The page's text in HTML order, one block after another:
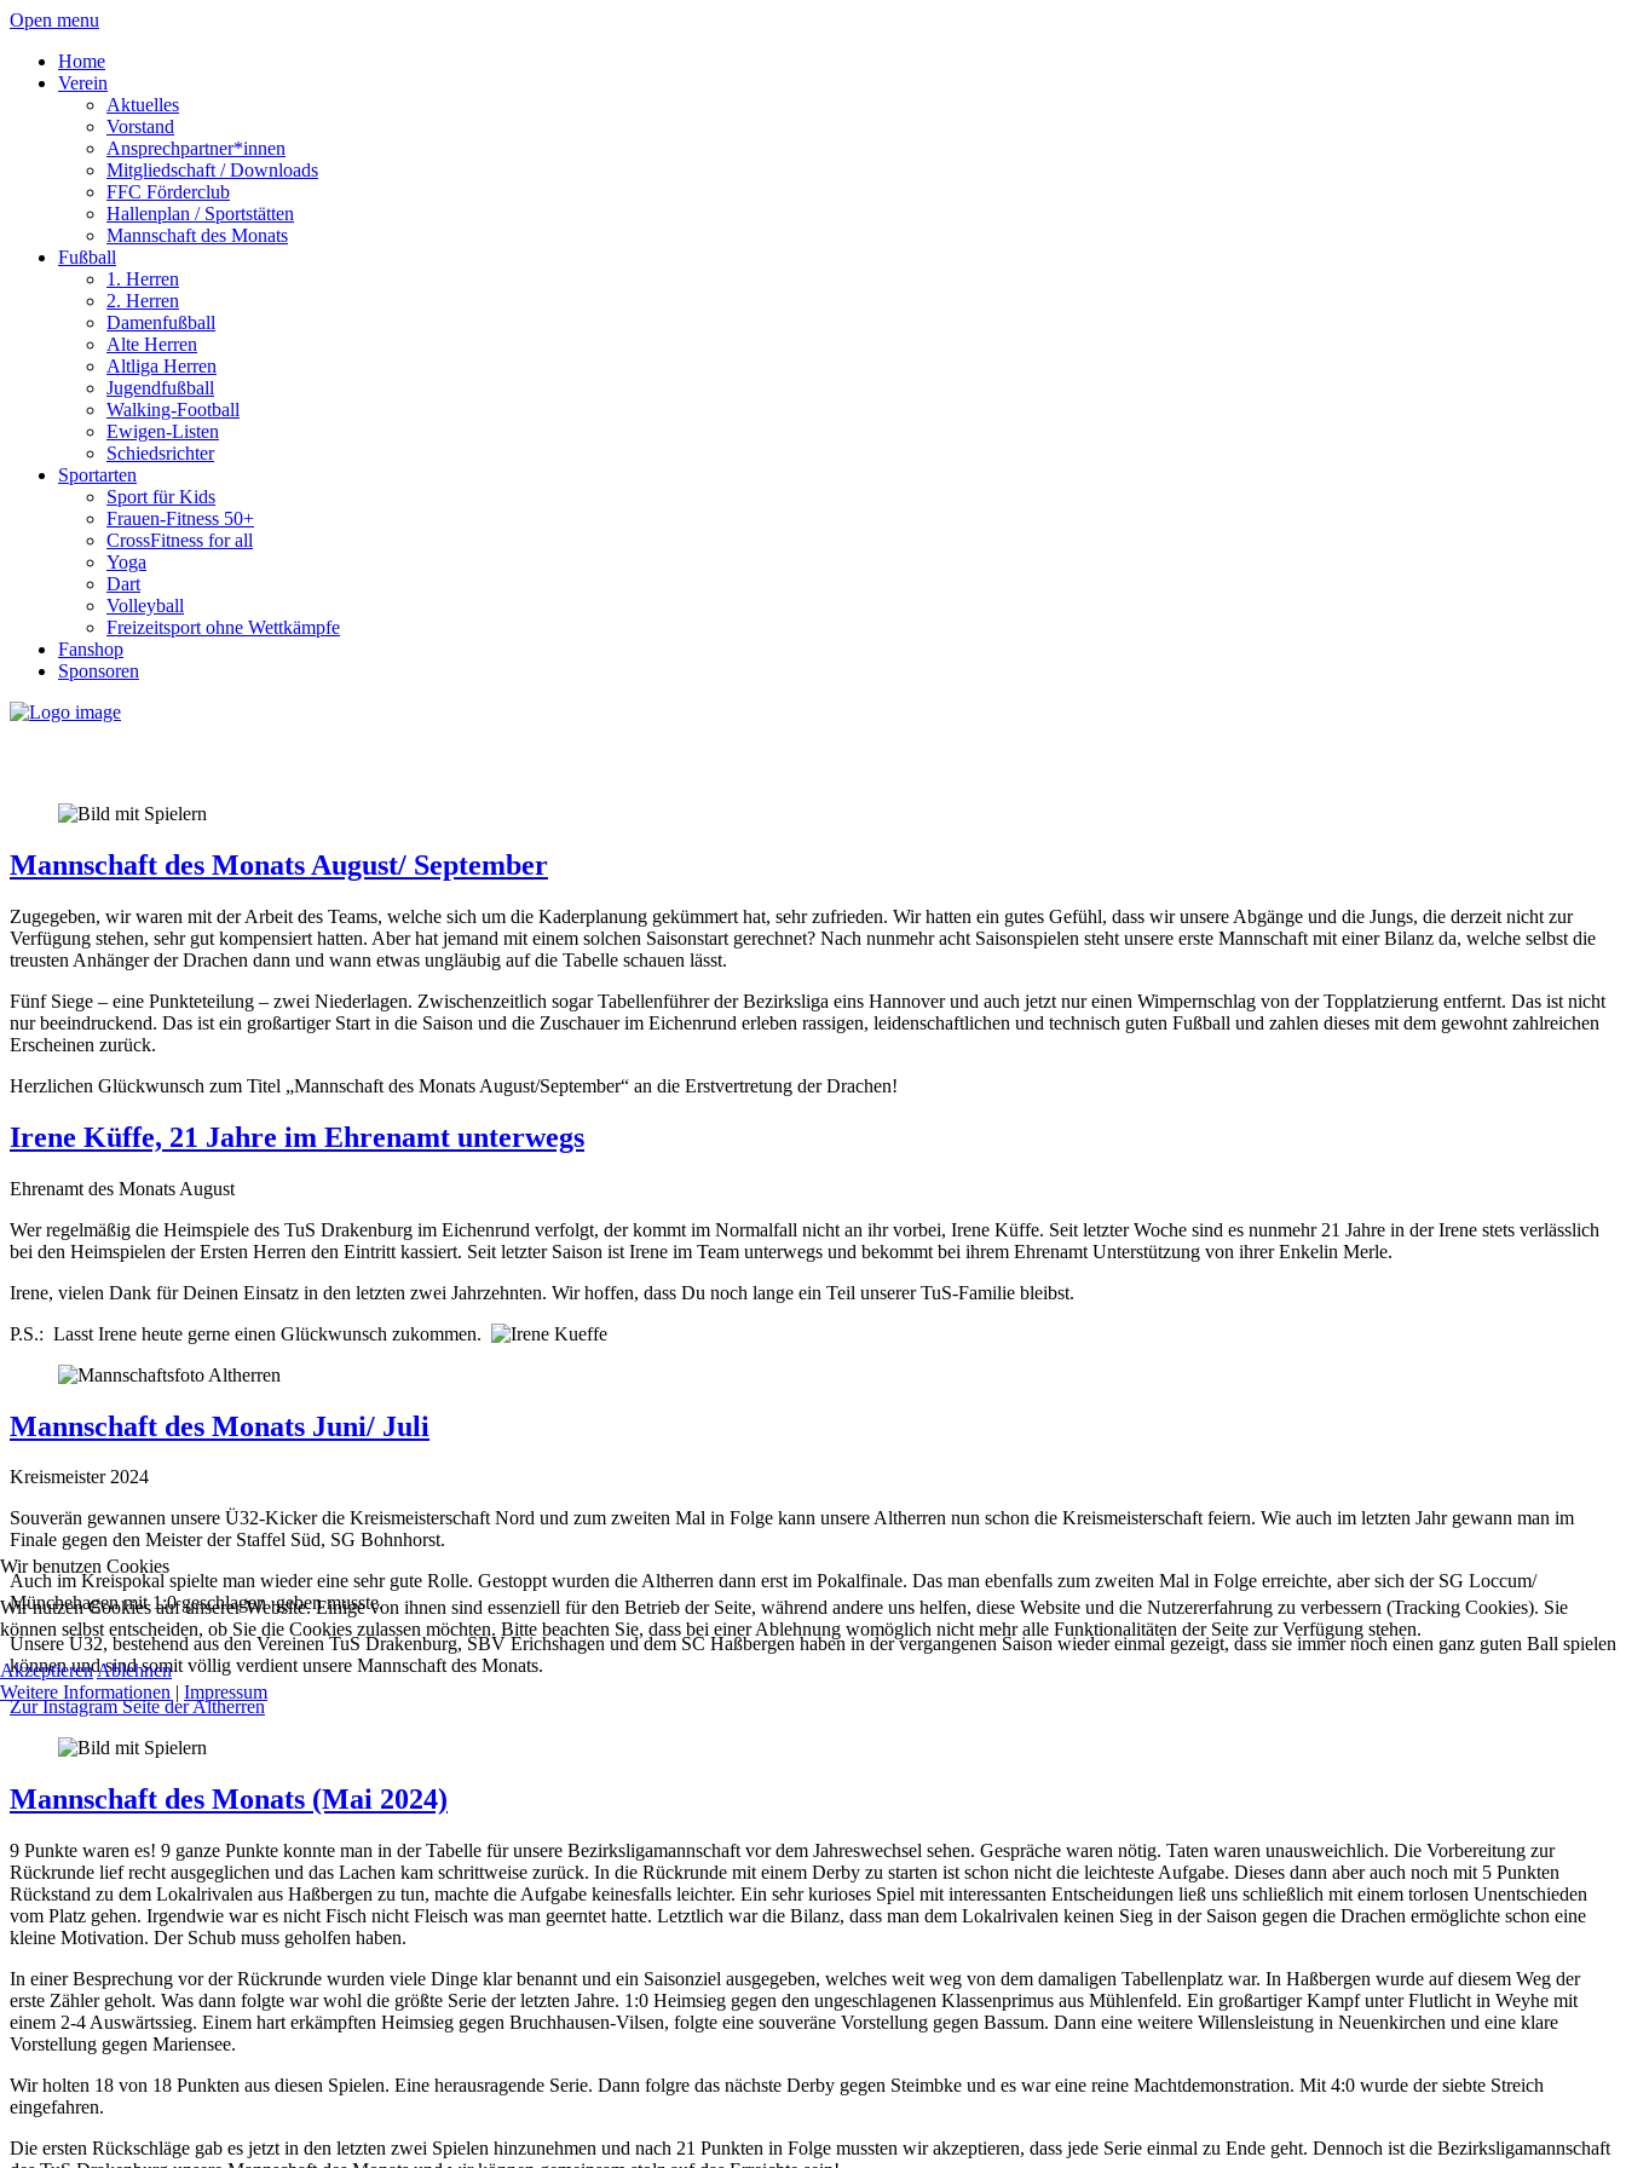
Open menu
Home
Verein
Aktuelles
Vorstand
Ansprechpartner*innen
Mitgliedschaft / Downloads
FFC Förderclub
Hallenplan / Sportstätten
Mannschaft des Monats
Fußball
1. Herren
2. Herren
Damenfußball
Alte Herren
Altliga Herren
Jugendfußball
Walking-Football
Ewigen-Listen
Schiedsrichter
Sportarten
Sport für Kids
Frauen-Fitness 50+
CrossFitness for all
Yoga
Dart
Volleyball
Freizeitsport ohne Wettkämpfe
Fanshop
Sponsoren
Mannschaft des Monats August/ September
Zugegeben, wir waren mit der Arbeit des Teams, welche sich um die Kaderplanung gekümmert hat, sehr zufrieden. Wir hatten ein gutes Gefühl, dass wir unsere Abgänge und die Jungs, die derzeit nicht zur
Verfügung stehen, sehr gut kompensiert hatten. Aber hat jemand mit einem solchen Saisonstart gerechnet? Nach nunmehr acht Saisonspielen steht unsere erste Mannschaft mit einer Bilanz da, welche selbst die
treusten Anhänger der Drachen dann und wann etwas ungläubig auf die Tabelle schauen lässt.
Fünf Siege – eine Punkteteilung – zwei Niederlagen. Zwischenzeitlich sogar Tabellenführer der Bezirksliga eins Hannover und auch jetzt nur einen Wimpernschlag von der Topplatzierung entfernt. Das ist nicht
nur beeindruckend. Das ist ein großartiger Start in die Saison und die Zuschauer im Eichenrund erleben rassigen, leidenschaftlichen und technisch guten Fußball und zahlen dieses mit dem gewohnt zahlreichen
Erscheinen zurück.
Herzlichen Glückwunsch zum Titel „Mannschaft des Monats August/September“ an die Erstvertretung der Drachen!
Irene Küffe, 21 Jahre im Ehrenamt unterwegs
Ehrenamt des Monats August
Wer regelmäßig die Heimspiele des TuS Drakenburg im Eichenrund verfolgt, der kommt im Normalfall nicht an ihr vorbei, Irene Küffe. Seit letzter Woche sind es nunmehr 21 Jahre in der Irene stets verlässlich
bei den Heimspielen der Ersten Herren den Eintritt kassiert. Seit letzter Saison ist Irene im Team unterwegs und bekommt bei ihrem Ehrenamt Unterstützung von ihrer Enkelin Merle.
Irene, vielen Dank für Deinen Einsatz in den letzten zwei Jahrzehnten. Wir hoffen, dass Du noch lange ein Teil unserer TuS-Familie bleibst.
P.S.: Lasst Irene heute gerne einen Glückwunsch zukommen.
Mannschaft des Monats Juni/ Juli
Kreismeister 2024
Souverän gewannen unsere Ü32-Kicker die Kreismeisterschaft Nord und zum zweiten Mal in Folge kann unsere Altherren nun schon die Kreismeisterschaft feiern. Wie auch im letzten Jahr gewann man im
Finale gegen den Meister der Staffel Süd, SG Bohnhorst.
Auch im Kreispokal spielte man wieder eine sehr gute Rolle. Gestoppt wurden die Altherren dann erst im Pokalfinale. Das man ebenfalls zum zweiten Mal in Folge erreichte, aber sich der SG Loccum/
Münchehagen mit 1:0 geschlagen geben musste.
Unsere Ü32, bestehend aus den Vereinen TuS Drakenburg, SBV Erichshagen und dem SC Haßbergen haben in der vergangenen Saison wieder einmal gezeigt, dass sie immer noch einen ganz guten Ball spielen
können und sind somit völlig verdient unsere Mannschaft des Monats.
Zur Instagram Seite der Altherren
Mannschaft des Monats (Mai 2024)
9 Punkte waren es! 9 ganze Punkte konnte man in der Tabelle für unsere Bezirksligamannschaft vor dem Jahreswechsel sehen. Gespräche waren nötig. Taten waren unausweichlich. Die Vorbereitung zur
Rückrunde lief recht ausgeglichen und das Lachen kam schrittweise zurück. In die Rückrunde mit einem Derby zu starten ist schon nicht die leichteste Aufgabe. Dieses dann aber auch noch mit 5 Punkten
Rückstand zu dem Lokalrivalen aus Haßbergen zu tun, machte die Aufgabe keinesfalls leichter. Ein sehr kurioses Spiel mit interessanten Entscheidungen ließ uns schließlich mit einem torlosen Unentschieden
vom Platz gehen. Irgendwie war es nicht Fisch nicht Fleisch was man geerntet hatte. Letztlich war die Bilanz, dass man dem Lokalrivalen keinen Sieg in der Saison gegen die Drachen ermöglichte schon eine
kleine Motivation. Der Schub muss geholfen haben.
In einer Besprechung vor der Rückrunde wurden viele Dinge klar benannt und ein Saisonziel ausgegeben, welches weit weg von dem damaligen Tabellenplatz war. In Haßbergen wurde auf diesem Weg der
erste Zähler geholt. Was dann folgte war wohl die größte Serie der letzten Jahre. 1:0 Heimsieg gegen den ungeschlagenen Klassenprimus aus Mühlenfeld. Ein großartiger Kampf unter Flutlicht in Weyhe mit
einem 2-4 Auswärtssieg. Einem hart erkämpften Heimsieg gegen Bruchhausen-Vilsen, folgte eine souveräne Vorstellung gegen Bassum. Dann eine weitere Willensleistung in Neuenkirchen und eine klare
Vorstellung gegen Mariensee.
Wir holten 18 von 18 Punkten aus diesen Spielen. Eine herausragende Serie. Dann folgre das nächste Derby gegen Steimbke und es war eine reine Machtdemonstration. Mit 4:0 wurde der siebte Streich
eingefahren.
Die ersten Rückschläge gab es jetzt in den letzten zwei Spielen hinzunehmen und nach 21 Punkten in Folge mussten wir akzeptieren, dass jede Serie einmal zu Ende geht. Dennoch ist die Bezirksligamannschaft
Wir benutzen Cookies
Wir nutzen Cookies auf unserer Website. Einige von ihnen sind essenziell für den Betrieb der Seite, während andere uns helfen, diese Website und die Nutzererfahrung zu verbessern (Tracking Cookies). Sie
können selbst entscheiden, ob Sie die Cookies zulassen möchten. Bitte beachten Sie, dass bei einer Ablehnung womöglich nicht mehr alle Funktionalitäten der Seite zur Verfügung stehen.
AkzeptierenAblehnen
Weitere Informationen | Impressum